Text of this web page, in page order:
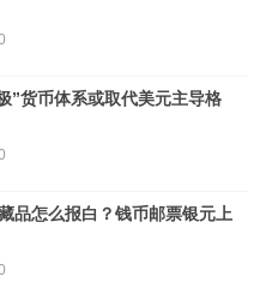
”货币体系或取代美元主导格
品怎么报白？钱币邮票银元上